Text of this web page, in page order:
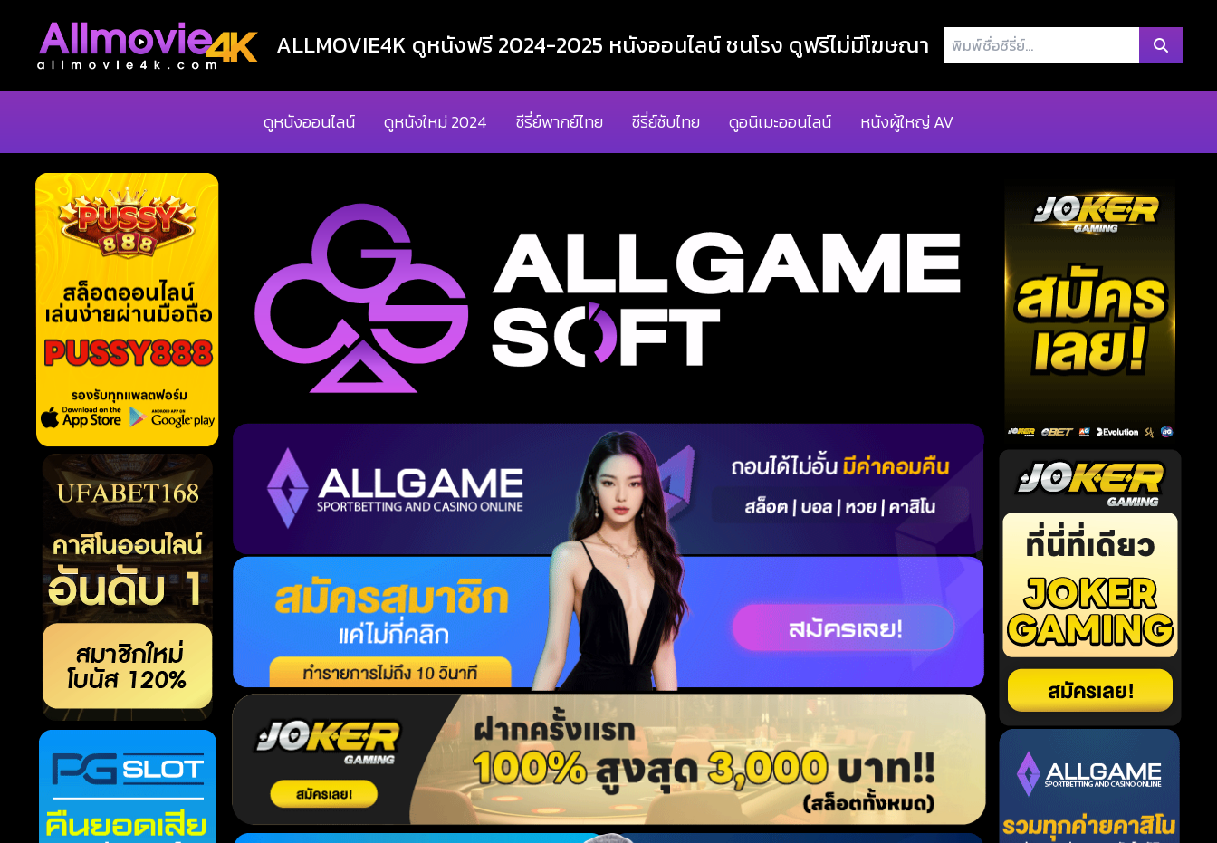
ALLMOVIE4K ดูหนังฟรี 2024-2025 หนังออนไลน์ ชนโรง ดูฟรีไม่มีโฆษณา
พิมพ์
ชื่อ
ย์...
ดูหนังออนไลน์ ดูหนังใหม่ 2024 ซีรี่ย์พากย์ไทย ซีรี่ย์ซับไทย ดูอนิเมะออนไลน์ หนังผู้ใหญ่ AV